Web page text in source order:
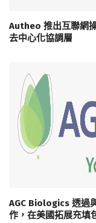
Autheo 推出互聯網
去中心化協調層
AGC Biologics 透過
作，在美國拓展充填